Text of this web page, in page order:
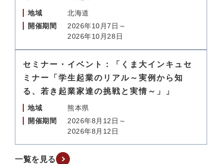
地域
北海道
開催期間
2026年10月7日～
2026年10月28日
セミナー・イベント：「くま大インキュセ
ミナー「学生起業のリアル～実例から知
る、若き起業家達の挑戦と実情～」」
地域
熊本県
開催期間
2026年8月12日～
2026年8月12日
一覧を見る